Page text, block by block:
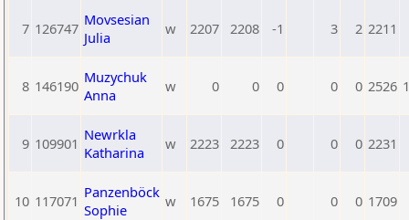
7 126747 Movsesian
Julia
w 2207 2208 -1 3 2 2211
8 146190 Muzychuk
Anna
w 0 0 0 0 0 2526
9 109901 Newrkla
Katharina
w 2223 2223 0 0 0 2231
10 117071 Panzenböck
Sophie
w 1675 1675 0 0 0 1709